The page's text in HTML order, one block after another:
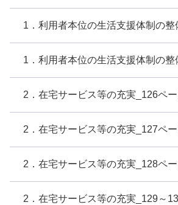
1．利用者本位の生活支援体制の整
1．利用者本位の生活支援体制の整
2．在宅サービス等の充実_126ペ
2．在宅サービス等の充実_127ペ
2．在宅サービス等の充実_128ペ
2．在宅サービス等の充実_129～